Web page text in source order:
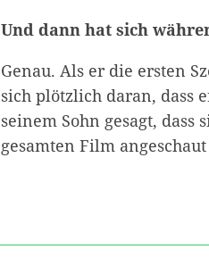
Und dann hat sich
Genau. Als er die ersten
sich plötzlich daran, dass
seinem Sohn gesagt,
gesamten Film